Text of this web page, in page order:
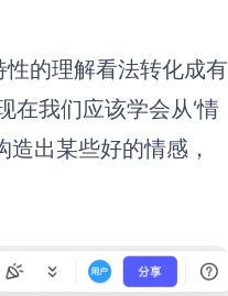
的理解看法转化成有
在我们应该学会从‘情
出某些好的情感，